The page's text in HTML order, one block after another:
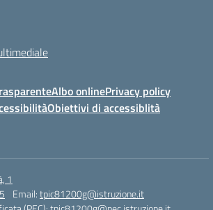
Albo onlinePrivacy policy
Obiettivi di accessiblità
1
Email:tpic81200g@istruzione.it